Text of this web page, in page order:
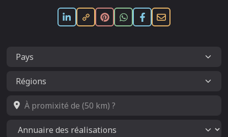
À promixité de (50 km) ?
Select search type